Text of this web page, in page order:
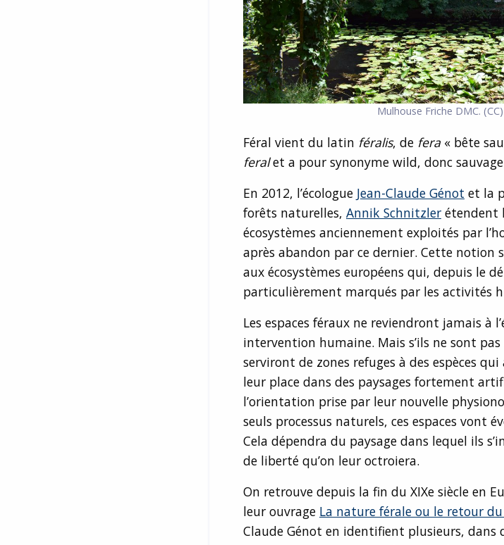
Mulhouse Friche DMC.
Féral vient du latin féralis, de fera « bête
feralet a pour synonyme wild, donc
En 2012, l’écologue Jean-Claude Génot et la
forêts naturelles, Annik Schnitzler étendent
écosystèmes anciennement exploités par
après abandon par ce dernier. Cette notion
aux écosystèmes européens qui, depuis le
particulièrement marqués par les activités
Les espaces féraux ne reviendront jamais à
intervention humaine. Mais s’ils ne sont
serviront de zones refuges à des espèces
leur place dans des paysages fortement
l’orientation prise par leur nouvelle
seuls processus naturels, ces espaces vont
Cela dépendra du paysage dans lequel ils
de liberté qu’on leur octroiera.
On retrouve depuis la fin du XIXe siècle en
leur ouvrage La nature férale ou le retour
Claude Génot en identifient plusieurs, dans